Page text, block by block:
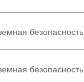
безопасность
безопасность